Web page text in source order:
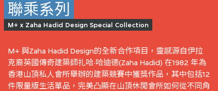
聯乘系列
M+ x Zaha Hadid Design Special Collection
M+ 與Zaha Hadid Design的全新合作項目，靈感源自伊拉
克裔英國傳奇建築師扎哈·哈迪德(Zaha Hadid) 在1982 年為
香港山頂私人會所舉辦的建築競賽中獲獎作品，其中包括12
件限量版生活單品，完美凸顯在山頂休閒會所如何從不同角